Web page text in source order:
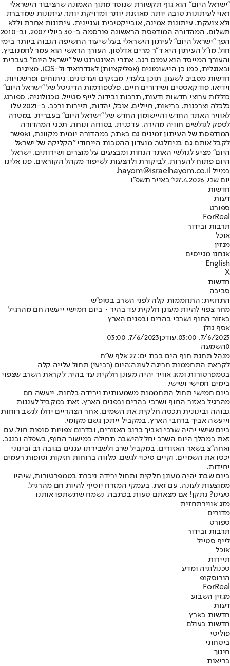
"ישראל היום" הוא גוף תקשורת שנוסד מתוך האמונה שהציבור הישראלי
ראוי לעיתונות טובה יותר, מאוזנת יותר ומדויקת יותר. עיתונות שמדברת
ולא צועקת. עיתונות אמינה, אובייקטיבית ועניינית. עיתונות אחרת וללא
תשלום. המהדורה המודפסת הראשונה פורסמה ב-30 ביולי 2007, וב-2010
הפך "ישראל היום" לעיתון הישראלי בעל שיעור החשיפה הגבוה ביותר בימי
חול. מו"ל העיתון היא ד"ר מרים אדלסון. העורך הראשי הוא עמר לחמנוביץ,
והעורך המייסד הוא עמוס רגב. אתרי האינטרנט של "ישראל היום" בעברית
ובאנגלית, כמו כן היישומונים (אפליקציות) לאנדרואיד ול-iOS, מציגים
חדשות מסביב לשעון, תוכן בלעדי, מבזקים ועדכונים, ניתוחים ופרשנויות,
וידיאו, פודקאסטים ושידורים חיים. פלטפורמות הדיגיטל של "ישראל היום"
כוללות ערוצי חדשות ודעות, תרבות ובידור, לייף סטייל, טכנולוגיה, ספורט,
כלכלה וצרכנות, בריאות, חיילים, אוכל, יהדות, תיירות ורכב. ב-2021 עלו
לאוויר האתר החדש והיישומון החדש של "ישראל היום" בעברית, במטרה
לספק לגולשים חוויה מהירה, עדכנית, בטוחה ונוחה. תכני המהדורה
המודפסת של העיתון זמינים גם באתר, במהדורה יומית מקוונת, ואפשר
לקבל אותם גם בניוזלטר. מועדון ההטבות הייחודי "הקליקה של ישראל
היום" מציע לגולשי האתר הנחות ומבצעים על מוצרים ושירותים. ישראל
היום פתוח להערות, לביקורת ולהצעות לשיפור מקהל הקוראים. פנו אלינו
במייל hayom@israelhayom.co.il.
יום שני, 27.4.2026
י' באייר תשפ"ו
חדשות
דעות
ספורט
ForReal
תרבות ובידור
אוכל
מגזין
אנחנו מגייסים
English
X
חדשות
סביבה
התחזית: התחממות קלה לפני השרב בסופ"ש
מחר צפוי להיות מעונן חלקית עד בהיר • ביום חמישי ייעשה חם מהרגיל
באזור החוף ושרבי בהרים ובפנים הארץ
אסף גולן
7/6/2023, 03:00
,עודכן7/6/2023, 03:00
0השמעה
מנהל תחנת חוף הים בבת ים: 27 אלף ש"ח
לקראת התחממות חריגה לעונה:היום (רביעי) תחול עלייה קלה
בטמפרטורות ומזג אוויר יהיה מעונן חלקית עד בהיר, לקראת השרב שצפוי
בימים חמישי ושישי.
ביום חמישי תחול התחממות משמעותית וירידה בלחות. ייעשה חם
מהרגיל באזור החוף ושרבי בהרים ובפנים הארץ. זאת במקביל לעננות
גבוהה ובינונית תכסה חלקית את השמים. אחר הצהריים יחלו לנשב רוחות
וייעשה אביך ברחבי הארץ, במקביל ייתכן גשם מקומי.
ביום שישי יהיה שרבי ואביך ברוב האזורים, ובדרום צפויות סופות חול. עם
זאת במהלך היום השרב יחל להישבר, תחילה במישור החוף, בשפלה ובנגב,
ואחה"צ בשאר האזורים. במקביל שרב ולשבירתו עננים בגובה רב ובינוני
יכסו את השמיים, וקיים סיכוי לגשם, מלווה ברוחות חזקות וסופות רעמים
יחידות.
ביום שבת יהיה מעונן חלקית ותחול ירידה ניכרת בטמפרטורות, שיהיו
ממוצעות לעונה. עם זאת, בעמקי המזרח יוסיף להיות חם מהרגיל.
טעינו? נתקן! אם מצאתם טעות בכתבה, נשמח שתשתפו אותנו
מזג אווירתחזית
מדורים
ספורט
תרבות ובידור
לייף סטייל
אוכל
תיירות
טכנולוגיה ומדע
הורוסקופ
ForReal
מגזין השבוע
דעות
חדשות בארץ
חדשות בעולם
פוליטי
ביטחוני
חינוך
בריאות